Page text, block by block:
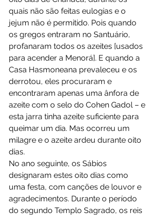
quais não são feitas eulogias e o
jejum não é permitido. Pois quando
os gregos entraram no Santuário,
profanaram todos os azeites [usados
para acender a Menorá]. E quando a
Casa Hasmoneana prevaleceu e os
derrotou, eles procuraram e
encontraram apenas uma ânfora de
azeite com o selo do Cohen Gadol – e
esta jarra tinha azeite suficiente para
queimar um dia. Mas ocorreu um
milagre e o azeite ardeu durante oito
dias.
No ano seguinte, os Sábios
designaram estes oito dias como
uma festa, com canções de louvor e
agradecimentos. Durante o período
do segundo Templo Sagrado, os reis